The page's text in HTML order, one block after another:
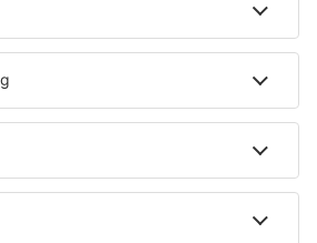
U kunt kiezen uit een uitgebreid
Prahova, inclusief woningen voor
gezinnen, senioren en groepen.
suites, hotels en pensions die
gelegen zijn in het centrum van
voorzieningen in de nabije omgeving,
autoverhuurbedrijven, openbaar
en recreatiemogelijkheden, staan